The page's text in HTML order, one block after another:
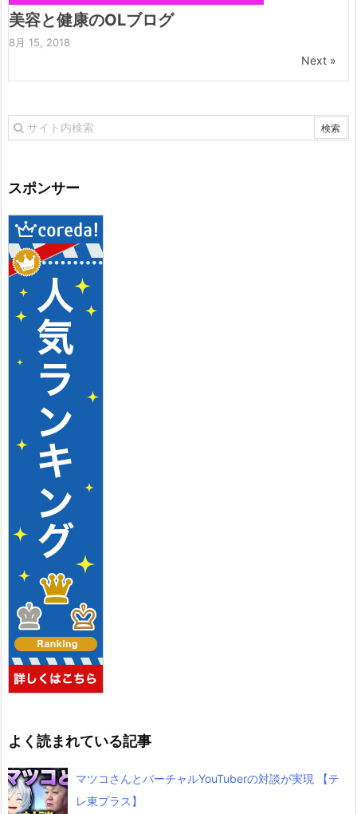
美容と健康のOLブログ
8月 15, 2018
Next »
スポンサー
よく読まれている記事
マツコさんとバーチャルYouTuberの対談が実現 【テ
レ東プラス】